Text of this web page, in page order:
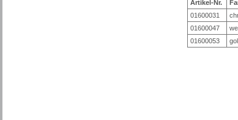
Artikel-Nr.
01600031
01600047
01600053